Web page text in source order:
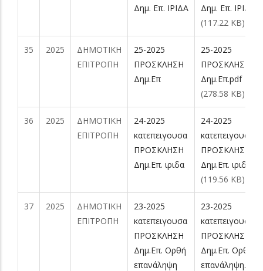
Δημ. Επ. ΙΡΙΔΑ
Δημ. Επ.
(117.22 KB)
35 2025
ΔΗΜΟΤΙΚΗ
ΕΠΙΤΡΟΠΗ
25-2025
ΠΡΟΣΚΛΗΣΗ
Δημ.Επ
25-2025
ΠΡΟΣΚΛΗΣΗ
Δημ.Επ.pdf
(278.58 KB)
36 2025
ΔΗΜΟΤΙΚΗ
ΕΠΙΤΡΟΠΗ
24-2025
κατεπειγουσα
ΠΡΟΣΚΛΗΣΗ
Δημ.Επ. ιριδα
24-2025
κατεπειγουσα
ΠΡΟΣΚΛΗΣΗ
Δημ.Επ.
(119.56 KB)
37 2025
ΔΗΜΟΤΙΚΗ
ΕΠΙΤΡΟΠΗ
23-2025
κατεπειγουσα
ΠΡΟΣΚΛΗΣΗ
Δημ.Επ. Ορθή
επανάληψη
23-2025
κατεπειγουσα
ΠΡΟΣΚΛΗΣΗ
Δημ.Επ. Ορθή
επανάληψη.pdf